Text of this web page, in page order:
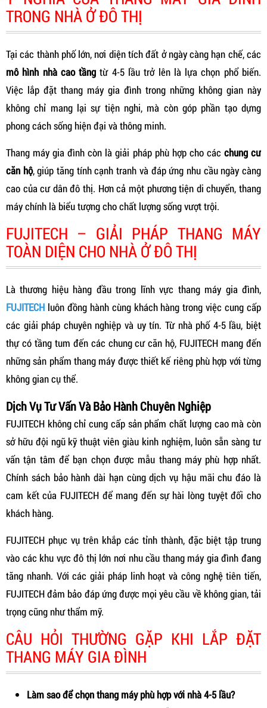
TRONG NHÀ Ở ĐÔ THỊ
Tại các thành phố lớn, nơi diện tích đất ở ngày càng hạn chế, các
mô hình nhà cao tầng từ 4-5 lầu trở lên là lựa chọn phổ biến.
Việc lắp đặt thang máy gia đình trong những không gian này
không chỉ mang lại sự tiện nghi, mà còn góp phần tạo dựng
phong cách sống hiện đại và thông minh.
Thang máy gia đình còn là giải pháp phù hợp cho các chung cư
căn hộ, giúp tăng tính cạnh tranh và đáp ứng nhu cầu ngày càng
cao của cư dân đô thị. Hơn cả một phương tiện di chuyển, thang
máy chính là biểu tượng cho chất lượng sống vượt trội.
FUJITECH – GIẢI PHÁP THANG MÁY
TOÀN DIỆN CHO NHÀ Ở ĐÔ THỊ
Là thương hiệu hàng đầu trong lĩnh vực thang máy gia đình,
FUJITECH luôn đồng hành cùng khách hàng trong việc cung cấp
các giải pháp chuyên nghiệp và uy tín. Từ nhà phố 4-5 lầu, biệt
thự có tầng tum đến các chung cư căn hộ, FUJITECH mang đến
những sản phẩm thang máy được thiết kế riêng phù hợp với từng
không gian cụ thể.
Dịch Vụ Tư Vấn Và Bảo Hành Chuyên Nghiệp
FUJITECH không chỉ cung cấp sản phẩm chất lượng cao mà còn
sở hữu đội ngũ kỹ thuật viên giàu kinh nghiệm, luôn sẵn sàng tư
vấn tận tâm để bạn chọn được mẫu thang máy phù hợp nhất.
Chính sách bảo hành dài hạn cùng dịch vụ hậu mãi chu đáo là
cam kết của FUJITECH để mang đến sự hài lòng tuyệt đối cho
khách hàng.
FUJITECH phục vụ trên khắp các tỉnh thành, đặc biệt tập trung
vào các khu vực đô thị lớn nơi nhu cầu thang máy gia đình đang
tăng nhanh. Với các giải pháp linh hoạt và công nghệ tiên tiến,
FUJITECH đảm bảo đáp ứng được mọi yêu cầu về không gian, tải
trọng cũng như thẩm mỹ.
CÂU HỎI THƯỜNG GẶP KHI LẮP ĐẶT
THANG MÁY GIA ĐÌNH
Làm sao để chọn thang máy phù hợp với nhà 4-5 lầu?